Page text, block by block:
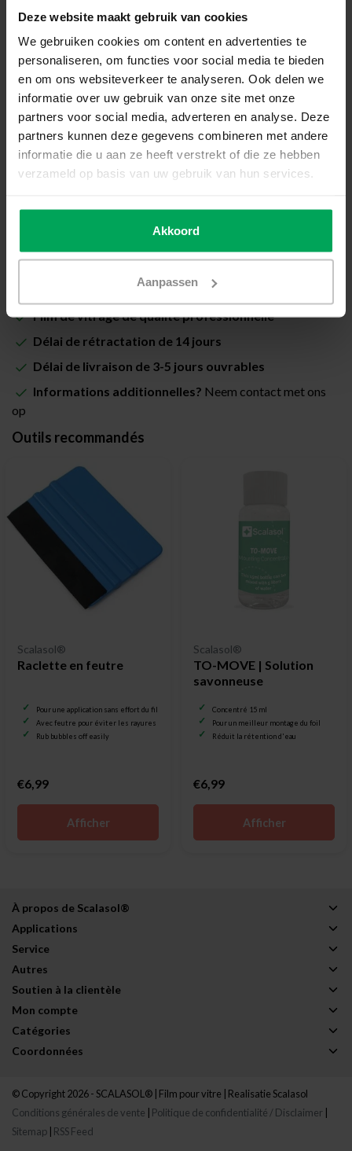
Deze website maakt gebruik van cookies
We gebruiken cookies om content en advertenties te
personaliseren, om functies voor social media te bieden
en om ons websiteverkeer te analyseren. Ook delen we
informatie over uw gebruik van onze site met onze
partners voor social media, adverteren en analyse. Deze
partners kunnen deze gegevens combineren met andere
informatie die u aan ze heeft verstrekt of die ze hebben
verzameld op basis van uw gebruik van hun services.
Akkoord
Aanpassen
Comment mesurer ma vitre ?
Prix total (Total avec les taxes):
€31,00
Inclus avec la garantie de pose Scalasol® PoseSûre
Disponible
Ajouter au panier
Film de vitrage de qualité professionnelle
Délai de rétractation de 14 jours
Délai de livraison de 3-5 jours ouvrables
Informations additionnelles? Neem contact met ons
op
Outils recommandés
Scalasol®
Raclette en feutre
Pour une application sans effort du film pour vitrage
Avec feutre pour éviter les rayures
Rub bubbles off easily
€6,99
Afficher
Scalasol®
TO-MOVE | Solution
savonneuse
Concentré 15 ml
Pour un meilleur montage du foil
Réduit la rétention d'eau
€6,99
Afficher
À propos de Scalasol®
Applications
Service
Autres
Soutien à la clientèle
Mon compte
Catégories
Coordonnées
© Copyright 2026 - SCALASOL® | Film pour vitre | Realisatie Scalasol
Conditions générales de vente
Politique de confidentialité / Disclaimer
Sitemap RSS Feed